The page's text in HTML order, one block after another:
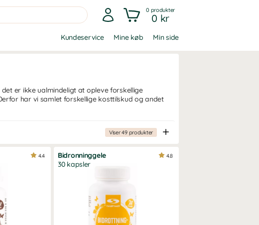
0 produkter
0 kr
Kundeservice Mine køb Min side
er ikke ualmindeligt at opleve forskellige
har vi samlet forskellige kosttilskud og andet
Viser49produkter
4.4
Bidronninggele
30 kapsler
4.8